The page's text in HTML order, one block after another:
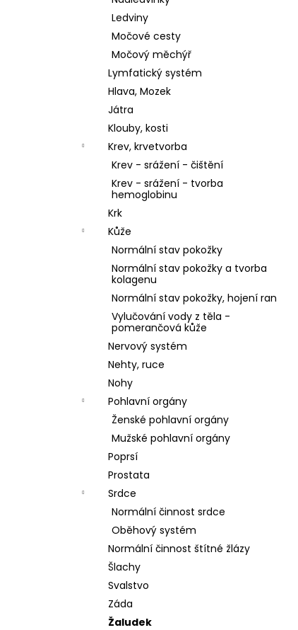
Ledviny
Močové cesty
Močový měchýř
Lymfatický systém
Hlava, Mozek
Játra
Klouby, kosti
Krev, krvetvorba
Krev - srážení - čištění
Krev - srážení - tvorba
hemoglobinu
Krk
Kůže
Normální stav pokožky
Normální stav pokožky a tvorba
kolagenu
Normální stav pokožky, hojení ran
Vylučování vody z těla -
pomerančová kůže
Nervový systém
Nehty, ruce
Nohy
Pohlavní orgány
Ženské pohlavní orgány
Mužské pohlavní orgány
Poprsí
Prostata
Srdce
Normální činnost srdce
Oběhový systém
Normální činnost štítné žlázy
Šlachy
Svalstvo
Záda
Žaludek